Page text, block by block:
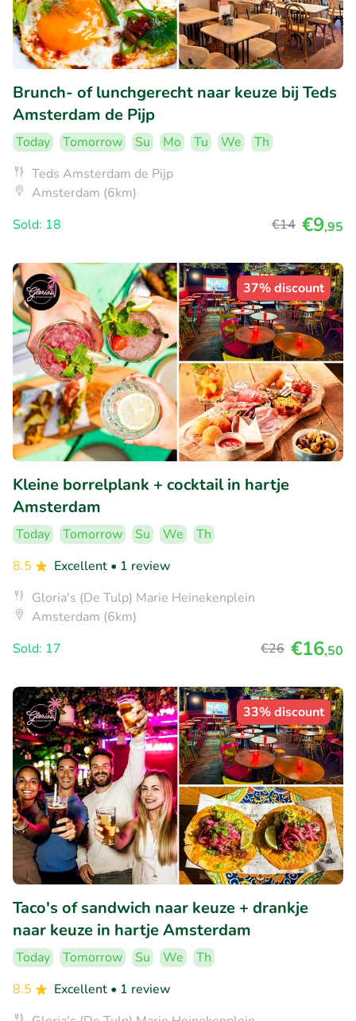
Brunch- of lunchgerecht naar keuze bij Teds
Amsterdam de Pijp
Today Tomorrow Su Mo Tu We
Th
Teds Amsterdam de Pijp
Amsterdam (6km)
Sold: 18
€14 €9,95
37% discount
Kleine borrelplank + cocktail in hartje
Amsterdam
Today Tomorrow Su We
Th
8.5
Excellent • 1 review
Gloria's (De Tulp) Marie Heinekenplein
Amsterdam (6km)
Sold: 17
€26 €16,50
33% discount
Taco's of sandwich naar keuze + drankje
naar keuze in hartje Amsterdam
Today Tomorrow Su We
Th
8.5
Excellent • 1 review